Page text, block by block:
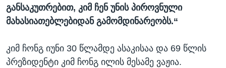
განსაკუთრებით, კიმ ჩენ უნის პიროვნული
მახასიათებლებიდან გამომდინარეობს.“
კიმ ჩონგ იუნი 30 წლამდე ასაკისაა და 69 წლის
პრეზიდენტი კიმ ჩონგ ილის მესამე ვაჟია.